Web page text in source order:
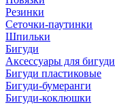
Резинки
Сеточки-паутинки
Шпильки
Бигуди
Аксессуары для бигуди
Бигуди пластиковые
Бигуди-бумеранги
Бигуди-коклюшки